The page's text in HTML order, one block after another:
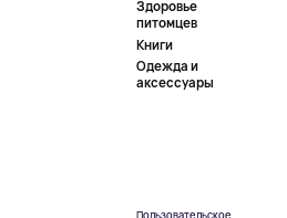
Здоровье
питомцев
Книги
Одежда и
аксессуары
Пользовательское